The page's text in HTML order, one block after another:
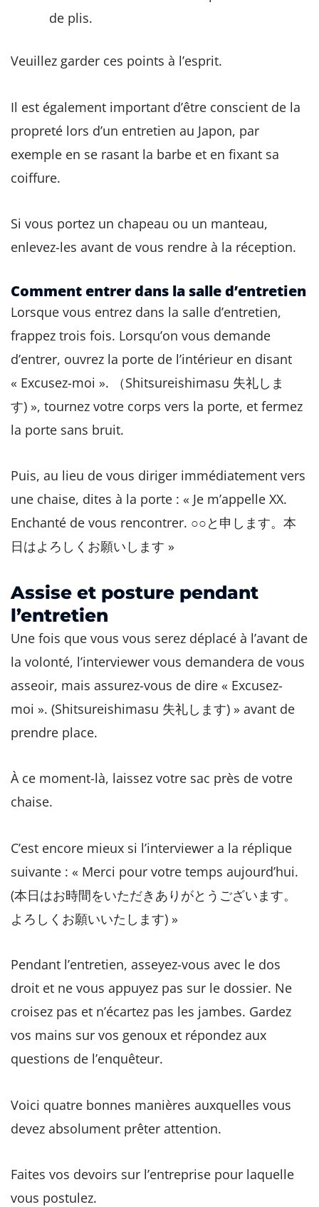
de plis.
Veuillez garder ces points à l’esprit.
Il est également important d’être conscient de la
propreté lors d’un entretien au Japon, par
exemple en se rasant la barbe et en fixant sa
coiffure.
Si vous portez un chapeau ou un manteau,
enlevez-les avant de vous rendre à la réception.
Comment entrer dans la salle d’entretien
Lorsque vous entrez dans la salle d’entretien,
frappez trois fois. Lorsqu’on vous demande
d’entrer, ouvrez la porte de l’intérieur en disant
« Excusez-moi ». （Shitsureishimasu 失礼しま
す) », tournez votre corps vers la porte, et fermez
la porte sans bruit.
Puis, au lieu de vous diriger immédiatement vers
une chaise, dites à la porte : « Je m’appelle XX.
Enchanté de vous rencontrer. ○○と申します。本
日はよろしくお願いします »
Assise et posture pendant
l’entretien
Une fois que vous vous serez déplacé à l’avant de
la volonté, l’interviewer vous demandera de vous
asseoir, mais assurez-vous de dire « Excusez-
moi ». (Shitsureishimasu 失礼します) » avant de
prendre place.
À ce moment-là, laissez votre sac près de votre
chaise.
C’est encore mieux si l’interviewer a la réplique
suivante : « Merci pour votre temps aujourd’hui.
(本日はお時間をいただきありがとうございます。
よろしくお願いいたします) »
Pendant l’entretien, asseyez-vous avec le dos
droit et ne vous appuyez pas sur le dossier. Ne
croisez pas et n’écartez pas les jambes. Gardez
vos mains sur vos genoux et répondez aux
questions de l’enquêteur.
Voici quatre bonnes manières auxquelles vous
devez absolument prêter attention.
Faites vos devoirs sur l’entreprise pour laquelle
vous postulez.